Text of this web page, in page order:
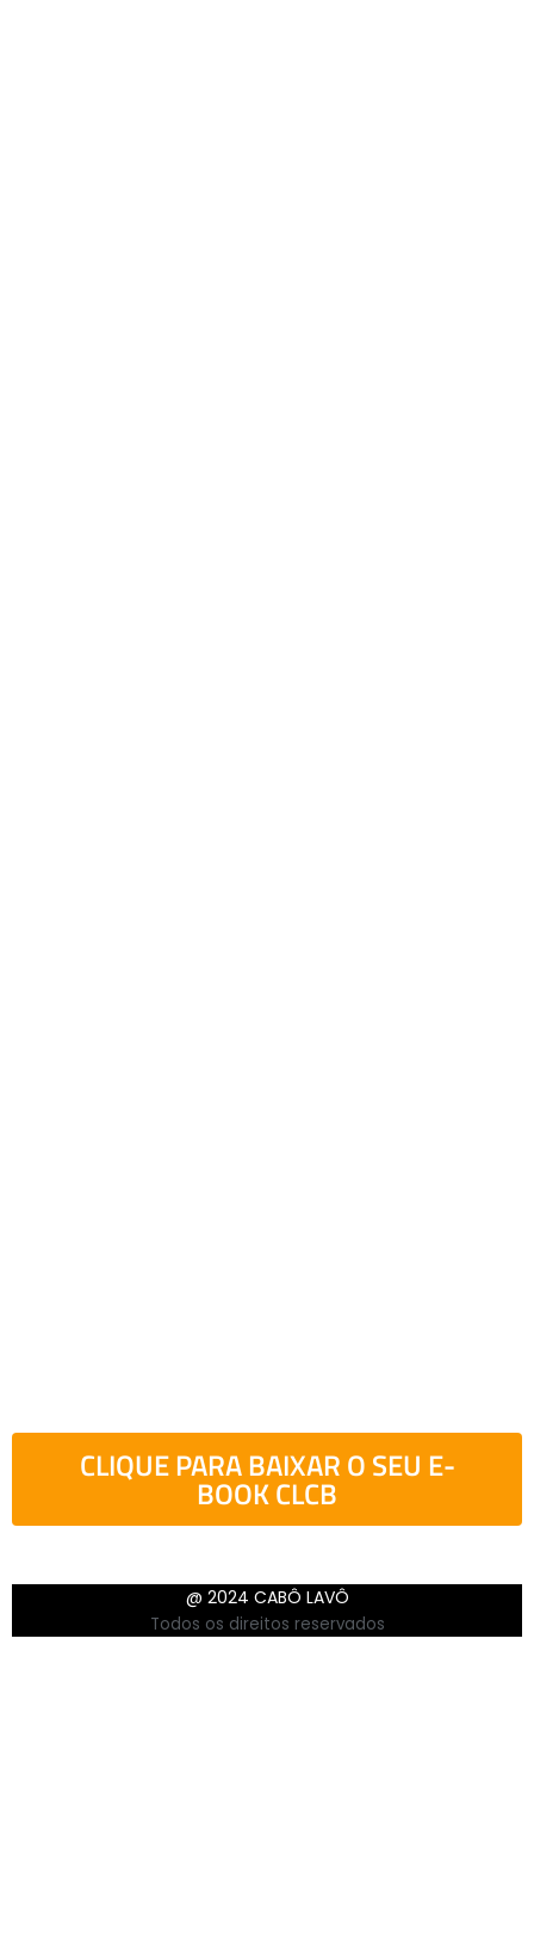
CLIQUE PARA BAIXAR O SEU E-
BOOK CLCB
@ 2024 CABÔ LAVÔ
Todos os direitos reservados